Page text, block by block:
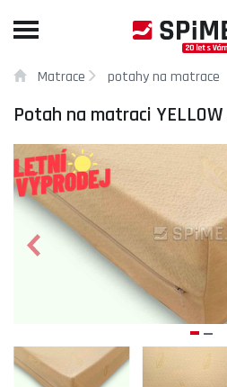
Toggle
Matrace potahy na matrace
Potah na matraci